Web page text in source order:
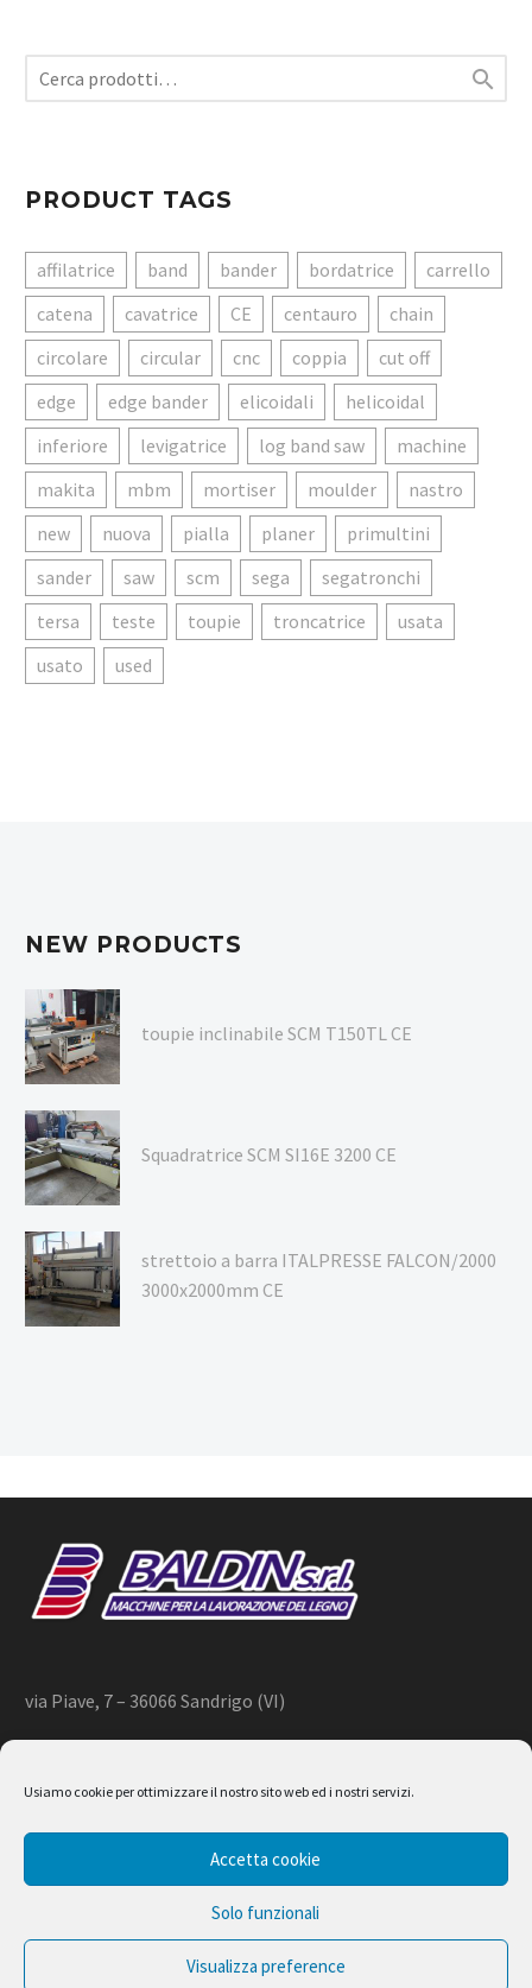
Usiamo cookie per ottimizzare il nostro sito web ed i nostri servizi.
Accetta cookie
Solo funzionali
Visualizza preference

PRODUCT TAGS
affilatrice band bander bordatrice
carrello
catena
cavatrice CE centauro
chain
circolare
circular cnc coppia
cut off
edge
edge bander elicoidali
helicoidal
inferiore
levigatrice log band saw
machine
makita
mbm mortiser moulder
nastro
new
nuova pialla planer
primultini
sander
saw scm sega
segatronchi
tersa
teste toupie troncatrice
usata
usato
used
NEW PRODUCTS
toupie inclinabile SCM T150TL CE
Squadratrice SCM SI16E 3200 CE
strettoio a barra ITALPRESSE FALCON/2000
3000x2000mm CE
via Piave, 7 – 36066 Sandrigo (VI)
2020 © BALDIN srl